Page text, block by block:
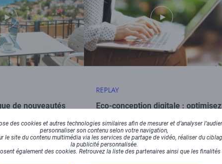
de nouveautés
REPLAY
Eco-conception digitale : optimisez
des cookies et autres technologies similaires afin de mesurer et d’analyser
personnaliser son contenu selon votre navigation,
le site du contenu multimédia via les services de partage de vidéo, réaliser du
la publicité personnalisée.
également des cookies. Retrouvez la liste des partenaires ainsi que les finalités